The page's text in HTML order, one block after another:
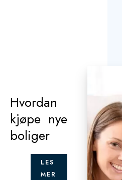
Hvordan
kjøpe nye
boliger
LES
MER